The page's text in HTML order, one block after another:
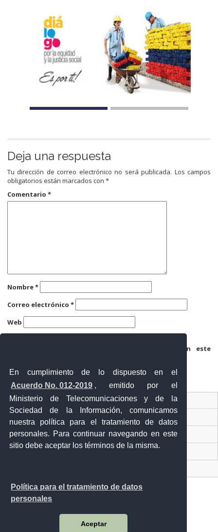
En cumplimiento de lo dispuesto en el
Acuerdo No. 012-2019 , emitido por el
Ministerio de Telecomunicaciones y de la
Sociedad de la Información, comunicamos
nuestra política para el tratamiento de datos
personales. Para continuar navegando en este
sitio debe aceptar los términos de la misma.
Política para el tratamiento de datos
personales
Aceptar
Deja una respuesta
Tu dirección de correo electrónico no será publicada. Los campos
obligatorios están marcados con *
Comentario *
Nombre*
Correo electrónico *
Web
Guarda mi nombre, correo electrónico y web en este
Ventanilla Única Virtual
Ventanilla Única de Comercio Exterior
Gobierno Abierto
Malecón y Aguirre
Guayaquil - Ecuador